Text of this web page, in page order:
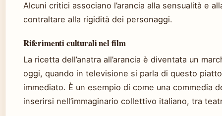
Alcuni critici associano l’arancia alla sensualità e
contraltare alla rigidità dei personaggi.
Riferimenti culturali nel film
La ricetta dell’anatra all’arancia è diventata un
oggi, quando in televisione si parla di questo
immediato. È un esempio di come una commedia
inserirsi nell’immaginario collettivo italiano, tra